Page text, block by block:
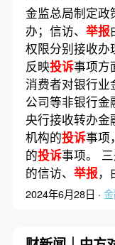
金监总局制定政
办；信访、 举报
权限分别接收
反映投诉事项方
消费者对银行业
公司等非银行金
央行接收转办金
机构的投诉事项
的投诉事项。
的信访、 举报
2024年6月28日 ·